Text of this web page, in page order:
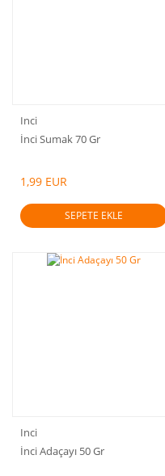
Inci
İnci Sumak 70 Gr
1,99 EUR
SEPETE EKLE
Inci
İnci Adaçayı 50 Gr